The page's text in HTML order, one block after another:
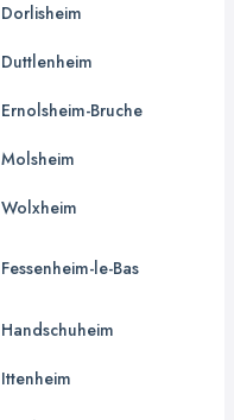
Dorlisheim
Duttlenheim
Ernolsheim-Bruche
Molsheim
Wolxheim
Fessenheim-le-Bas
Handschuheim
Ittenheim